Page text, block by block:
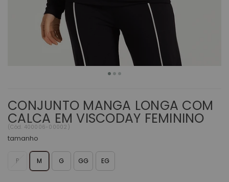
CONJUNTO MANGA LONGA COM
CALCA EM VISCODAY FEMININO
(Cód. 400006-00002 )
tamanho
P M G GG EG